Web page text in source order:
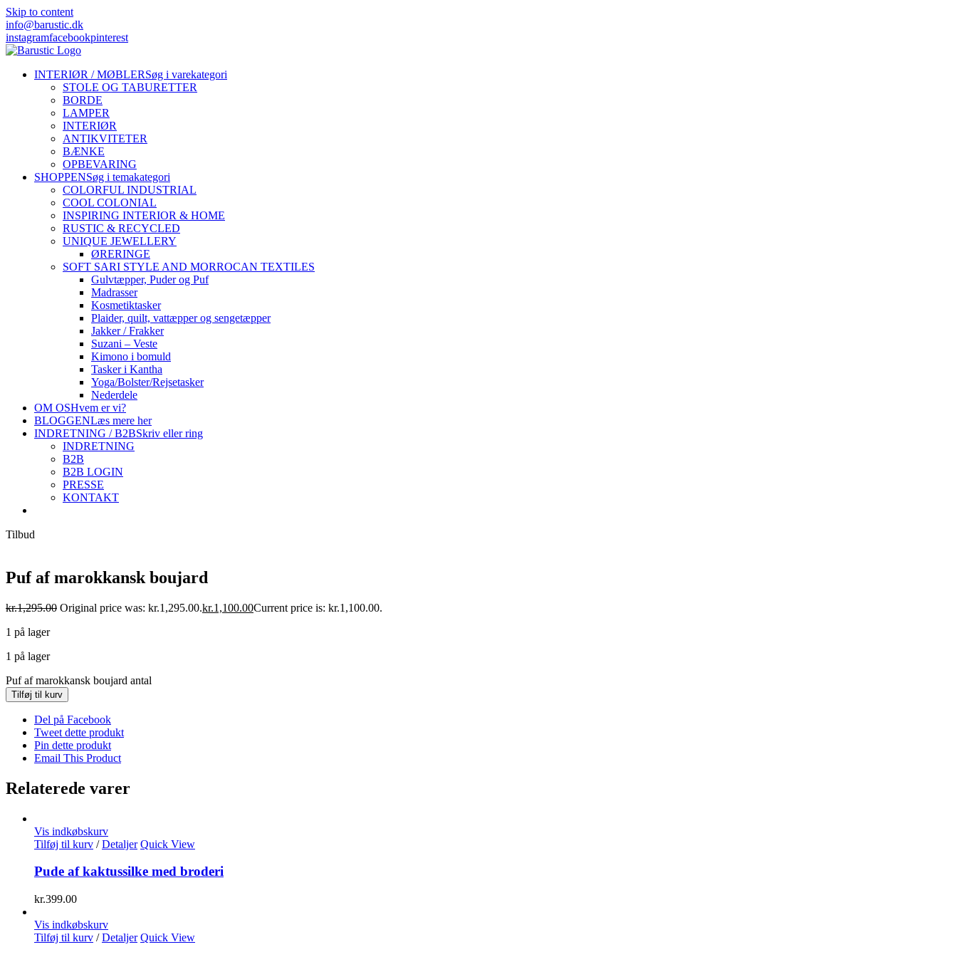
Skip to content
info@barustic.dk
instagramfacebookpinterest
INTERIØR / MØBLERSøg i varekategori
STOLE OG TABURETTER
BORDE
LAMPER
INTERIØR
ANTIKVITETER
BÆNKE
OPBEVARING
SHOPPENSøg i temakategori
COLORFUL INDUSTRIAL
COOL COLONIAL
INSPIRING INTERIOR & HOME
RUSTIC & RECYCLED
UNIQUE JEWELLERY
ØRERINGE
SOFT SARI STYLE AND MORROCAN TEXTILES
Gulvtæpper, Puder og Puf
Madrasser
Kosmetiktasker
Plaider, quilt, vattæpper og sengetæpper
Jakker / Frakker
Suzani – Veste
Kimono i bomuld
Tasker i Kantha
Yoga/Bolster/Rejsetasker
Nederdele
OM OSHvem er vi?
BLOGGENLæs mere her
INDRETNING / B2BSkriv eller ring
INDRETNING
B2B
B2B LOGIN
PRESSE
KONTAKT
Tilbud
Puf af marokkansk boujard
kr.1,295.00 Original price was: kr.1,295.00.kr.1,100.00Current price is: kr.1,100.00.
1 på lager
1 på lager
Puf af marokkansk boujard antal
Tilføj til kurv
Del på Facebook
Tweet dette produkt
Pin dette produkt
Email This Product
Relaterede varer
Vis indkøbskurv
Tilføj til kurv / Detaljer Quick View
Pude af kaktussilke med broderi
kr.399.00
Vis indkøbskurv
Tilføj til kurv / Detaljer Quick View